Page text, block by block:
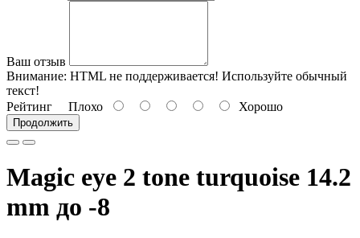
Ваш отзыв
Внимание: HTML не поддерживается! Используйте обычный
текст!
Рейтинг Плохо Хорошо
Продолжить
Magic eye 2 tone turquoise 14.2
mm до -8